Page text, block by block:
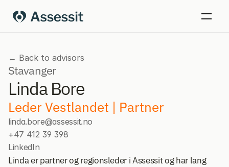
← Back to advisors
Stavanger
Linda Bore
Leder Vestlandet | Partner
linda.bore@assessit.no
+47 412 39 398
LinkedIn
Linda er partner og regionsleder i Assessit og har lang